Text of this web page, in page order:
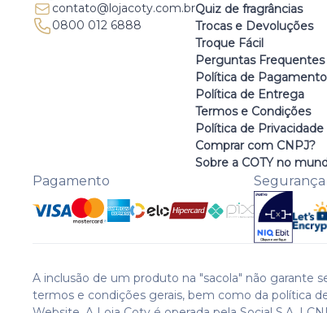
contato@lojacoty.com.br
0800 012 6888
Quiz de fragrâncias
Trocas e Devoluções
Troque Fácil
Perguntas Frequentes
Política de Pagamento
Política de Entrega
Termos e Condições
Política de Privacidade
Comprar com CNPJ?
Sobre a COTY no
Pagamento Segurança
A inclusão de um produto na "sacola" não garante
termos e condições gerais, bem como da política